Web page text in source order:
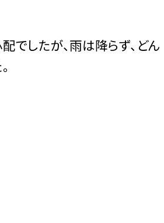
でしたが、雨は降らず、どん